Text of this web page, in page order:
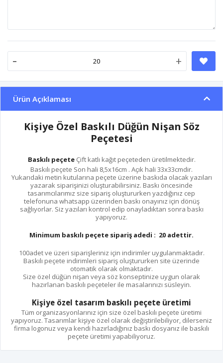
- +
Ürün Açıklaması
Kişiye Özel Baskılı Düğün Nişan Söz
Peçetesi
Baskılı peçeteÇift katlı kağıt peçeteden üretilmektedir.
Baskılı peçete Son hali 8,5x16cm . Açık hali 33x33cmdir.
Yukarıdaki metin kutularına peçete üzerine baskıda olacak yazıları
yazarak siparişinizi oluşturabilirsiniz. Baskı öncesinde
tasarımcılarımız size sipariş oluştururken yazdığınız cep
telefonuna whatsapp üzerinden baskı onayınız için dönüş
sağlıyorlar. Siz yazıları kontrol edip onayladıktan sonra baskı
yapıyoruz.
Minimum baskılı peçete sipariş adedi : 20 adettir.
100adet ve üzeri siparişleriniz için indirimler uygulanmaktadır.
Baskılı peçete indirimleri sipariş oluştururken site üzerinde
otomatik olarak olmaktadır.
Size özel düğün nişan veya söz konseptinize uygun olarak
hazırlanan baskılı peçeteler ile masalarınızı süsleyin.
Kişiye özel tasarım baskılı peçete üretimi
Tüm organizasyonlarınız için size özel baskılı peçete üretimi
yapıyoruz. Tasarımlar kişiye özel olarak değiştirilebiliyor, dilerseniz
firma logonuz veya kendi hazırladığınız baskı dosyanız ile baskılı
peçete üretimi yapabiliyoruz.